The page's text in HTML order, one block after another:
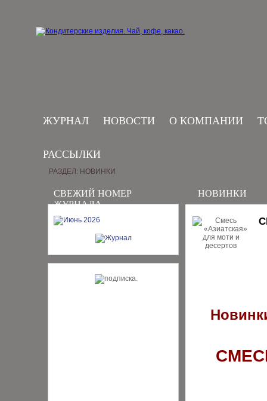
ЖУРНАЛ НОВОСТИ О КОМПАНИИ
РАССЫЛКИ
СВЕЖИЙ НОМЕР
ЖУРНАЛА
РАЗДЕЛ: НОВИНКИ
НОВИНКИ